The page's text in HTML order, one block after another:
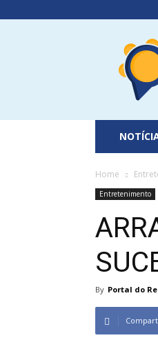
Portal
do
Home
Entretenimento
By Portal do